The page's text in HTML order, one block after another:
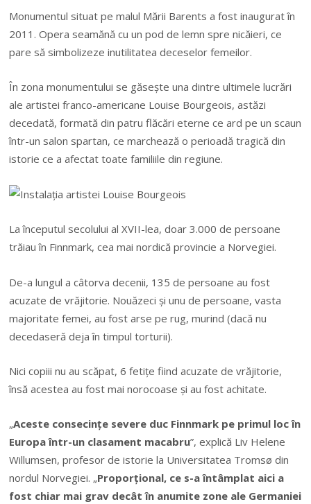
Monumentul situat pe malul Mării Barents a fost inaugurat în
2011. Opera seamănă cu un pod de lemn spre nicăieri, ce
pare să simbolizeze inutilitatea deceselor femeilor.
În zona monumentului se găseşte una dintre ultimele lucrări
ale artistei franco-americane Louise Bourgeois, astăzi
decedată, formată din patru flăcări eterne ce ard pe un scaun
într-un salon spartan, ce marchează o perioadă tragică din
istorie ce a afectat toate familiile din regiune.
La începutul secolului al XVII-lea, doar 3.000 de persoane
trăiau în Finnmark, cea mai nordică provincie a Norvegiei.
De-a lungul a câtorva decenii, 135 de persoane au fost
acuzate de vrăjitorie. Nouăzeci şi unu de persoane, vasta
majoritate femei, au fost arse pe rug, murind (dacă nu
decedaseră deja în timpul torturii).
Nici copiii nu au scăpat, 6 fetiţe fiind acuzate de vrăjitorie,
însă acestea au fost mai norocoase şi au fost achitate.
„Aceste consecinţe severe duc Finnmark pe primul loc în
Europa într-un clasament macabru”, explică Liv Helene
Willumsen, profesor de istorie la Universitatea Tromsø din
nordul Norvegiei. „Proporţional, ce s-a întâmplat aici a
fost chiar mai grav decât în anumite zone ale Germaniei